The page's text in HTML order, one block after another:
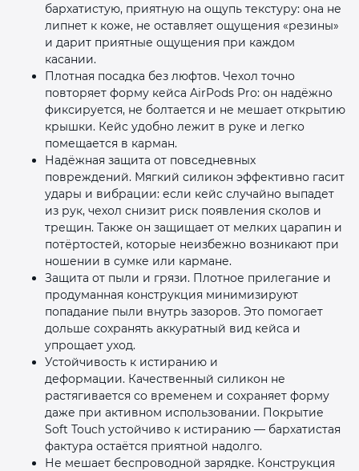
бархатистую, приятную на ощупь текстуру: она не
липнет к коже, не оставляет ощущения «резины»
и дарит приятные ощущения при каждом
касании.
Плотная посадка без люфтов. Чехол точно
повторяет форму кейса AirPods Pro: он надёжно
фиксируется, не болтается и не мешает открытию
крышки. Кейс удобно лежит в руке и легко
помещается в карман.
Надёжная защита от повседневных
повреждений. Мягкий силикон эффективно гасит
удары и вибрации: если кейс случайно выпадет
из рук, чехол снизит риск появления сколов и
трещин. Также он защищает от мелких царапин и
потёртостей, которые неизбежно возникают при
ношении в сумке или кармане.
Защита от пыли и грязи. Плотное прилегание и
продуманная конструкция минимизируют
попадание пыли внутрь зазоров. Это помогает
дольше сохранять аккуратный вид кейса и
упрощает уход.
Устойчивость к истиранию и
деформации. Качественный силикон не
растягивается со временем и сохраняет форму
даже при активном использовании. Покрытие
Soft Touch устойчиво к истиранию — бархатистая
фактура остаётся приятной надолго.
Не мешает беспроводной зарядке. Конструкция